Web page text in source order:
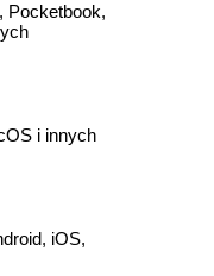
Pocketbook,
i innych
iOS,